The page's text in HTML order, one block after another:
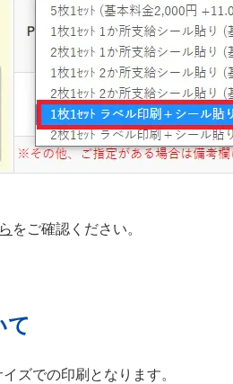
をご確認ください。
て
ズでの印刷となります。